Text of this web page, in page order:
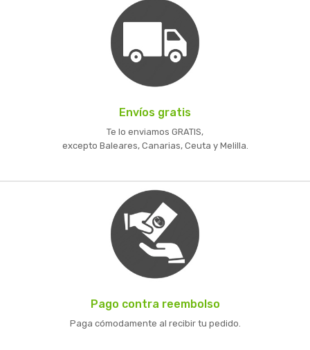
Envíos gratis
Te lo enviamos GRATIS,
excepto Baleares, Canarias, Ceuta y Melilla.
Pago contra reembolso
Paga cómodamente al recibir tu pedido.